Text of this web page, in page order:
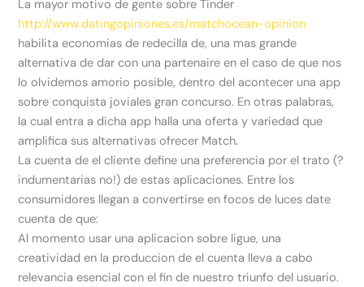
La mayor motivo de gente sobre Tinder
http://www.datingopiniones.es/matchocean-opinion
habilita economias de redecilla de, una mas grande
alternativa de dar con una partenaire en el caso de que nos
lo olvidemos amorio posible, dentro del acontecer una app
sobre conquista joviales gran concurso. En otras palabras,
la cual entra a dicha app halla una oferta y variedad que
amplifica sus alternativas ofrecer Match.
La cuenta de el cliente define una preferencia por el trato (?
indumentarias no!) de estas aplicaciones. Entre los
consumidores llegan a convertirse en focos de luces date
cuenta de que:
Al momento usar una aplicacion sobre ligue, una
creatividad en la produccion de el cuenta lleva a cabo
relevancia esencial con el fin de nuestro triunfo del usuario.